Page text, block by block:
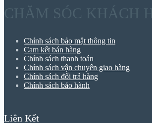
CHĂM SÓC KHÁCH
Chính sách bảo mật thông tin
Cam kết bán hàng
Chính sách thanh toán
Chính sách vận chuyển giao hàng
Chính sách đổi trả hàng
Chính sách bảo hành
Liên Kết